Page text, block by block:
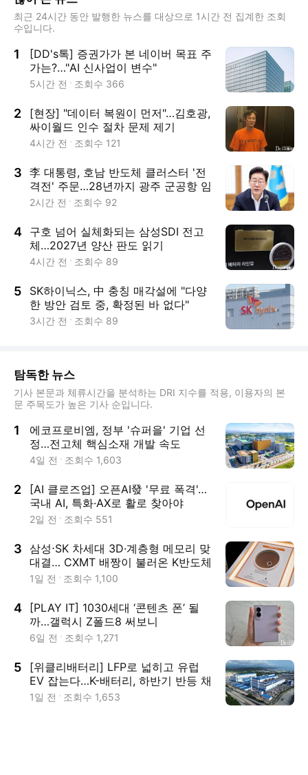
최근 24시간 동안 발행한 뉴스를 대상으로 1시간 전 집계한 조회
수입니다.
1
[DD's톡] 증권가가 본 네이버 목표 주
가는?…"AI 신사업이 변수"
5시간 전 조회수 366
2
[현장] "데이터 복원이 먼저"…김호광,
싸이월드 인수 절차 문제 제기
4시간 전 조회수 121
3 李 대통령, 호남 반도체 클러스터 '전
격전' 주문…28년까지 광주 군공항 임
시 이전 지시
2시간 전 조회수 92
4 구호 넘어 실체화되는 삼성SDI 전고
체…2027년 양산 판도 읽기
4시간 전 조회수 89
5
SK하이닉스, 中 충칭 매각설에 "다양
한 방안 검토 중, 확정된 바 없다"
3시간 전 조회수 89
탐독한 뉴스
기사 본문과 체류시간을 분석하는 DRI 지수를 적용, 이용자의 본
문 주목도가 높은 기사 순입니다.
1
에코프로비엠, 정부 '슈퍼을' 기업 선
정…전고체 핵심소재 개발 속도
4일 전 조회수 1,603
2
[AI 클로즈업] 오픈AI發 '무료 폭격'…
국내 AI, 특화·AX로 활로 찾아야
2일 전 조회수 551
3 삼성⋅SK 차세대 3D·계층형 메모리 맞
대결… CXMT 배짱이 불러온 K반도체
협력 우위 [위클리반도체]
1일 전 조회수 1,100
4
[PLAY IT] 1030세대 ‘콘텐츠 폰’ 될
까…갤럭시 Z폴드8 써보니
6일 전 조회수 1,271
5
[위클리배터리] LFP로 넓히고 유럽
EV 잡는다…K-배터리, 하반기 반등 채
비
1일 전 조회수 1,653